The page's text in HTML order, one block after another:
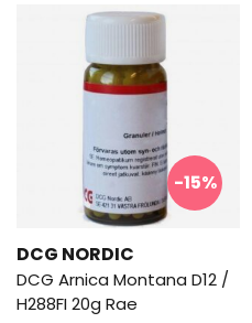
-15%
DCG NORDIC
DCG Arnica Montana D12 /
H288FI 20g Rae